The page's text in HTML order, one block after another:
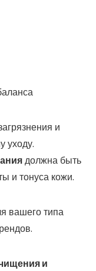
и
уходу.
должна быть
и тонуса кожи.
вашего типа
и